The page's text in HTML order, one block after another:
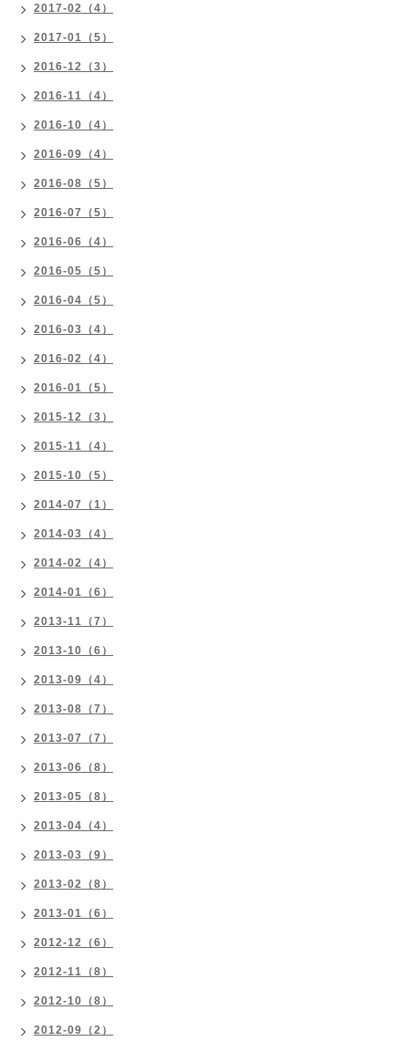
2017-02（4）
2017-01（5）
2016-12（3）
2016-11（4）
2016-10（4）
2016-09（4）
2016-08（5）
2016-07（5）
2016-06（4）
2016-05（5）
2016-04（5）
2016-03（4）
2016-02（4）
2016-01（5）
2015-12（3）
2015-11（4）
2015-10（5）
2014-07（1）
2014-03（4）
2014-02（4）
2014-01（6）
2013-11（7）
2013-10（6）
2013-09（4）
2013-08（7）
2013-07（7）
2013-06（8）
2013-05（8）
2013-04（4）
2013-03（9）
2013-02（8）
2013-01（6）
2012-12（6）
2012-11（8）
2012-10（8）
2012-09（2）